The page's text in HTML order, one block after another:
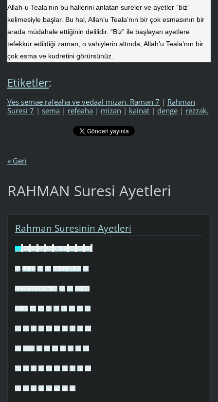
Allah-u Teala’nın bu hallerini anlatan sureler ve ayetler ”biz”
kelimesiyle başlar. Bu hal, Allah’u Teala’nın bir çok esmasının bir
arada müdahale ettiğinin delilidir. “Biz” ile başlayan ayetlere
tefekkür edildiği zaman, o vahiylerin altında, Allah’u Teala’nın bir
çok esma ve kudretini görürsünüz.
Etiketler:
Ves semae rafeaha ve vedaal mizan. Raman 7 | Rahman
Suresi 7 | sema | refeaha | mizan | kainat | denge | rezzak.
« Geri
RAHMAN Suresi Ayetleri
Rahman Suresinin Ayetleri
01 02 03 04 05 0607 08 09 10
11 12 13 14 15 161718 19 20
21 222324 2526 27 28 2930
31 32 33 34 35 36 37 38 39 40
41 42 43 44 45 46 47 48 49 50
51 5253 54 55 56 57 58 59 60
61 62 63 64 65 66 67 68 69 70
71 72 73 74 75 76 77 78